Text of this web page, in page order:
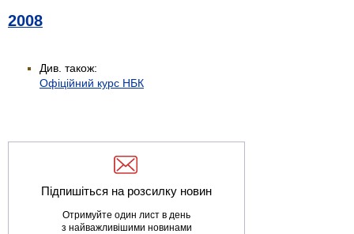
2008
Див. також:
Офіційний курс НБК
Підпишіться на розсилку новин
Отримуйте один лист в день
з найважливішими новинами